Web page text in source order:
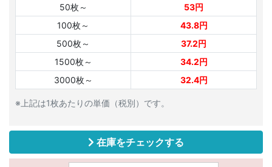
※上記は1枚あたりの単価（税別）です。
50枚～
53円
100枚～
43.8円
500枚～
37.2円
1500枚～
34.2円
3000枚～
32.4円
在庫をチェックする